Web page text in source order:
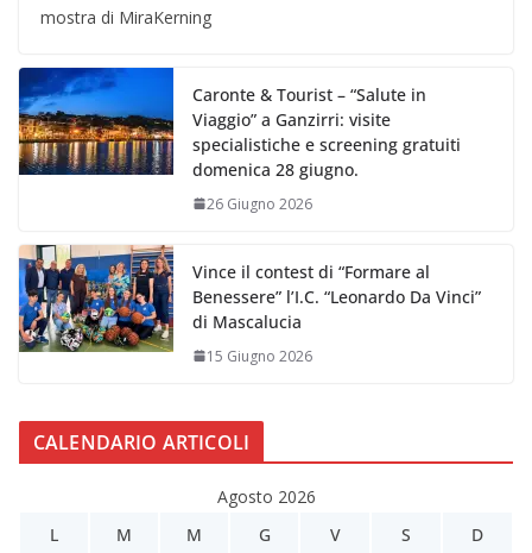
mostra di MiraKerning
Caronte & Tourist – “Salute in
Viaggio” a Ganzirri: visite
specialistiche e screening gratuiti
domenica 28 giugno.
26 Giugno 2026
Vince il contest di “Formare al
Benessere” l’I.C. “Leonardo Da Vinci”
di Mascalucia
15 Giugno 2026
CALENDARIO ARTICOLI
Agosto 2026
L
M M G V S D